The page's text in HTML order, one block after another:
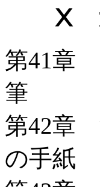
Ⅹ
第41章
筆
第42章
の手紙